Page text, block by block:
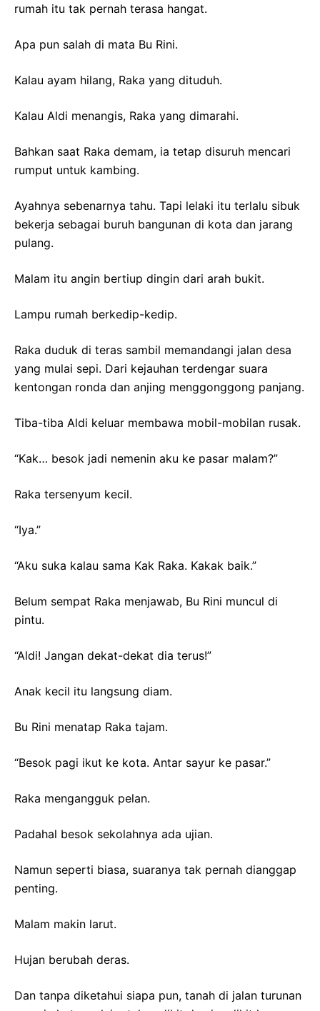
rumah itu tak pernah terasa hangat.
Apa pun salah di mata Bu Rini.
Kalau ayam hilang, Raka yang dituduh.
Kalau Aldi menangis, Raka yang dimarahi.
Bahkan saat Raka demam, ia tetap disuruh mencari
rumput untuk kambing.
Ayahnya sebenarnya tahu. Tapi lelaki itu terlalu sibuk
bekerja sebagai buruh bangunan di kota dan jarang
pulang.
Malam itu angin bertiup dingin dari arah bukit.
Lampu rumah berkedip-kedip.
Raka duduk di teras sambil memandangi jalan desa
yang mulai sepi. Dari kejauhan terdengar suara
kentongan ronda dan anjing menggonggong panjang.
Tiba-tiba Aldi keluar membawa mobil-mobilan rusak.
“Kak… besok jadi nemenin aku ke pasar malam?”
Raka tersenyum kecil.
“Iya.”
“Aku suka kalau sama Kak Raka. Kakak baik.”
Belum sempat Raka menjawab, Bu Rini muncul di
pintu.
“Aldi! Jangan dekat-dekat dia terus!”
Anak kecil itu langsung diam.
Bu Rini menatap Raka tajam.
“Besok pagi ikut ke kota. Antar sayur ke pasar.”
Raka mengangguk pelan.
Padahal besok sekolahnya ada ujian.
Namun seperti biasa, suaranya tak pernah dianggap
penting.
Malam makin larut.
Hujan berubah deras.
Dan tanpa diketahui siapa pun, tanah di jalan turunan